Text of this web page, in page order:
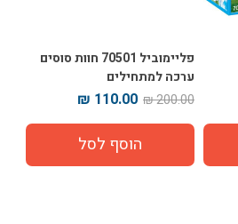
פליימוביל 70501 חוות סוסים
ערכה למתחילים
200.00 ₪
110.00 ₪